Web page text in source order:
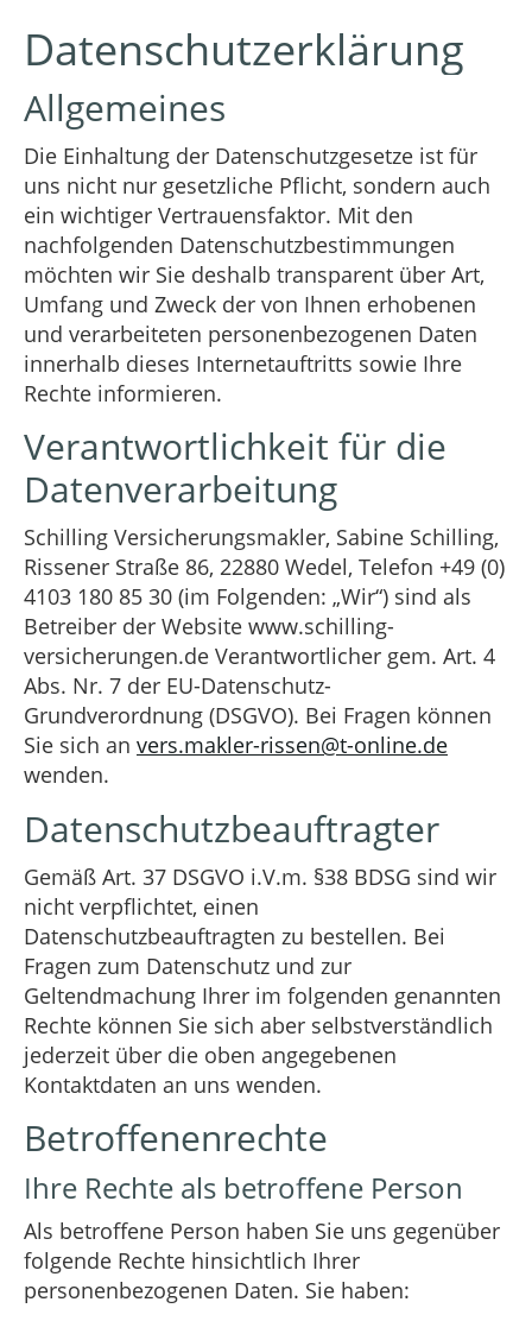
Datenschutzerklärung
Allgemeines
Die Einhaltung der Datenschutzgesetze ist für
uns nicht nur gesetzliche Pflicht, sondern auch
ein wichtiger Vertrauensfaktor. Mit den
nachfolgenden Datenschutzbestimmungen
möchten wir Sie deshalb transparent über Art,
Umfang und Zweck der von Ihnen erhobenen
und verarbeiteten personenbezogenen Daten
innerhalb dieses Internetauftritts sowie Ihre
Rechte informieren.
Verantwortlichkeit für die
Datenverarbeitung
Schilling Versicherungsmakler, Sabine Schilling,
Rissener Straße 86, 22880 Wedel, Telefon +49 (0)
4103 180 85 30 (im Folgenden: „Wir“) sind als
Betreiber der Website www.schilling-
versicherungen.de Verantwortlicher gem. Art. 4
Abs. Nr. 7 der EU-Datenschutz-
Grundverordnung (DSGVO). Bei Fragen können
Sie sich an vers.makler-rissen@t-online.de
wenden.
Datenschutzbeauftragter
Gemäß Art. 37 DSGVO i.V.m. §38 BDSG sind wir
nicht verpflichtet, einen
Datenschutzbeauftragten zu bestellen. Bei
Fragen zum Datenschutz und zur
Geltendmachung Ihrer im folgenden genannten
Rechte können Sie sich aber selbstverständlich
jederzeit über die oben angegebenen
Kontaktdaten an uns wenden.
Betroffenenrechte
Ihre Rechte als betroffene Person
Als betroffene Person haben Sie uns gegenüber
folgende Rechte hinsichtlich Ihrer
personenbezogenen Daten. Sie haben: